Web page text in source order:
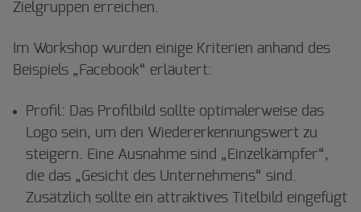
Zielgruppen erreichen.
Im Workshop wurden einige Kriterien anhand des
Beispiels „Facebook“ erläutert:
Profil: Das Profilbild sollte optimalerweise das
Logo sein, um den Wiedererkennungswert zu
steigern. Eine Ausnahme sind „Einzelkämpfer“,
die das „Gesicht des Unternehmens“ sind.
Zusätzlich sollte ein attraktives Titelbild eingefügt